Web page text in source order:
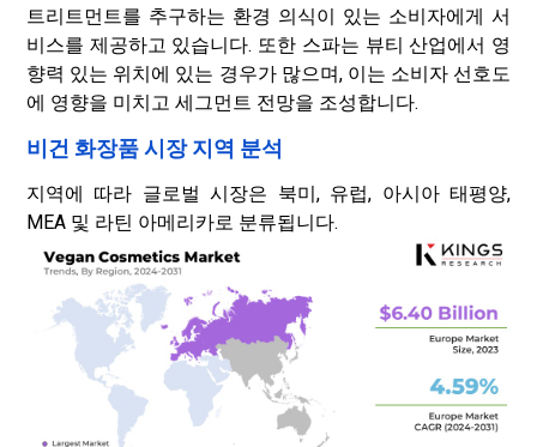
트리트먼트를 추구하는 환경 의식이 있는 소비자에게 서
비스를 제공하고 있습니다. 또한 스파는 뷰티 산업에서 영
향력 있는 위치에 있는 경우가 많으며, 이는 소비자 선호도
에 영향을 미치고 세그먼트 전망을 조성합니다.
비건 화장품 시장 지역 분석
지역에 따라 글로벌 시장은 북미, 유럽, 아시아 태평양,
MEA 및 라틴 아메리카로 분류됩니다.